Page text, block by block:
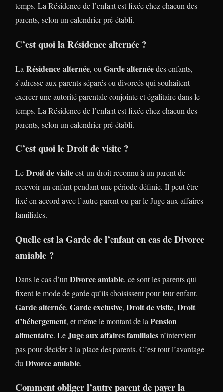
temps. La Résidence de l’enfant est fixée chez chacun des
parents, selon un calendrier pré-établi.
C’est quoi la Résidence alternée ?
La Résidence alternée, ou Garde alternéedes enfants,
s’adresse aux parents séparés ou divorcés qui souhaitent
exercer une autorité parentale conjointe et égalitaire dans le
temps. La Résidence de l’enfant est fixée chez chacun des
parents, selon un calendrier pré-établi.
C’est quoi le Droit de visite ?
Le Droit de visiteest un droit reconnu à un parent de
recevoir un enfant pendant une période définie. Il peut être
fixé en accord avec l’autre parent ou par le Juge aux affaires
familiales.
Quelle est la Garde de l’enfant en cas de Divorce
amiable ?
Dans le cas d’un Divorce amiable, ce sont les parents qui
fixent le mode de garde qu’ils choisissent pour leur enfant.
Garde alternée, Garde exclusive, Droit de visite, Droit
d’hébergement, et même le montant de la Pension
alimentaire. LeJuge aux affaires familialesn’intervient
pas pour décider à la place des parents. C’est tout l’avantage
du Divorce amiable.
Comment obliger l’autre parent de payer la